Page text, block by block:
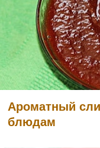
Ароматный
блюдам